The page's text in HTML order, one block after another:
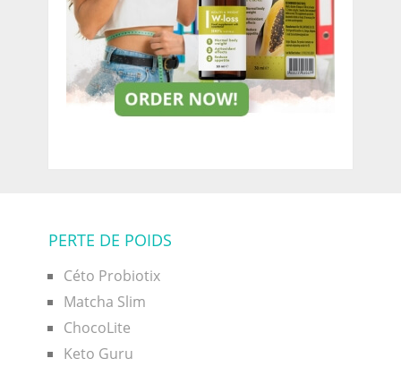
PERTE DE POIDS
Céto Probiotix
Matcha Slim
ChocoLite
Keto Guru